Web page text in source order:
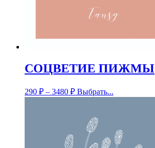
СОЦВЕТИЕ ПИЖМЫ
290 ₽ – 3480 ₽ Выбрать...